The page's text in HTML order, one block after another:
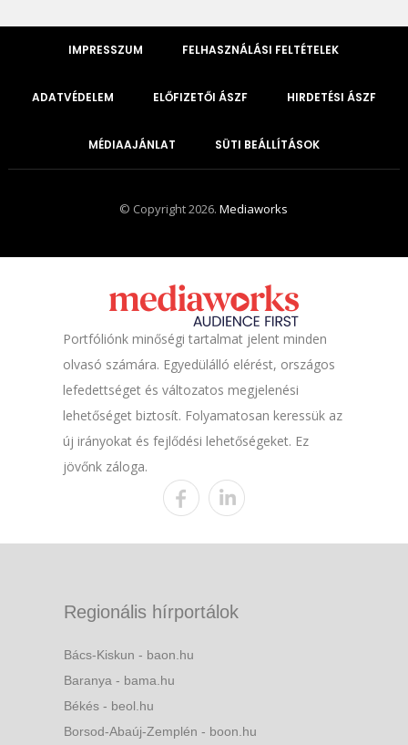
IMPRESSZUM FELHASZNÁLÁSI FELTÉTELEK
ADATVÉDELEM ELŐFIZETŐI ÁSZF HIRDETÉSI ÁSZF
MÉDIAAJÁNLAT SÜTI BEÁLLÍTÁSOK
© Copyright 2026.Mediaworks
Portfóliónk minőségi tartalmat jelent minden
olvasó számára. Egyedülálló elérést, országos
lefedettséget és változatos megjelenési
lehetőséget biztosít. Folyamatosan keressük az
új irányokat és fejlődési lehetőségeket. Ez
jövőnk záloga.
Regionális hírportálok
Bács-Kiskun - baon.hu
Baranya - bama.hu
Békés - beol.hu
Borsod-Abaúj-Zemplén - boon.hu